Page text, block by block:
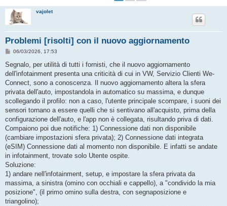
vajolet
Problemi [risolti] con il nuovo aggiornamento
M
s
a
g
i
o
06/03/2026, 17:53
Segnalo, per utilità di tutti i fornisti, che il nuovo aggiornamento
dell'infotainment presenta una criticità di cui in VW, Servizio Clienti We-
Connect, sono a conoscenza. Il nuovo aggiornamento altera la sfera
privata dell'auto, impostandola in automatico su massima, e dunque
scollegando il profilo: non a caso, l'utente principale scompare, i suoni dei
sensori tornano a essere quelli che si sentivano all'acquisto, prima della
configurazione dell'auto, e l'app non è collegata, risultando priva di dati.
Compaiono poi due notifiche: 1) Connessione dati non disponibile
(cambiare impostazioni sfera privata); 2) Connessione dati integrata
(eSIM) Connessione dati al momento non disponibile. E infatti se andate
in infotainment, trovate solo Utente ospite.
Soluzione:
1) andare nell'infotainment, setup, e impostare la sfera privata da
massima, a sinistra (omino con occhiali e cappello), a "condivido la mia
posizione", (il primo omino sulla destra, con segnaposizione e
triangolino);